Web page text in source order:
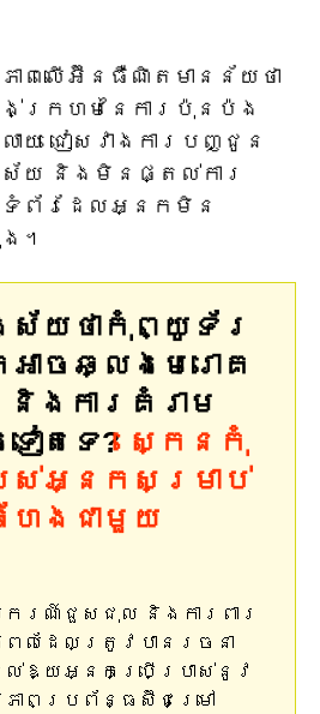
ាពលើអ៊ីនធឺណិតមានន័យថា
ក្រហមនៃការប៉ុនប៉ង
លាយ ជៀសវាងការបញ្ជូន
យ និងមិនផ្តល់ការ
ទំព័រដែលអ្នកមិន
។
ស័យថាកុំព្យូទ័រ
ចឆ្លងមេរោគ
និងការគំរាម
ៀតទេ? ស្កេនកុំ
អ្នកសម្រាប់
ហែងជាមួយ
បករណ៍ជួសជុល និងការពារ
ពលដែលត្រូវបានរចនា
ល់ឱ្យអ្នកប្រើប្រាស់នូវ
ភាពប្រព័ន្ធស៊ីជម្រៅ